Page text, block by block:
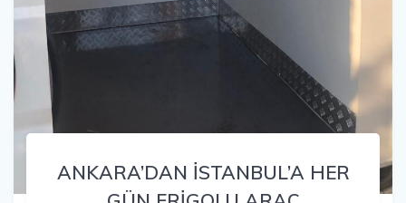
ANKARA’DAN İSTANBUL’A HER